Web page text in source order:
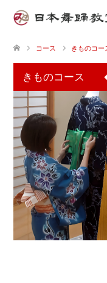
コース きものコー
きものコース ◆